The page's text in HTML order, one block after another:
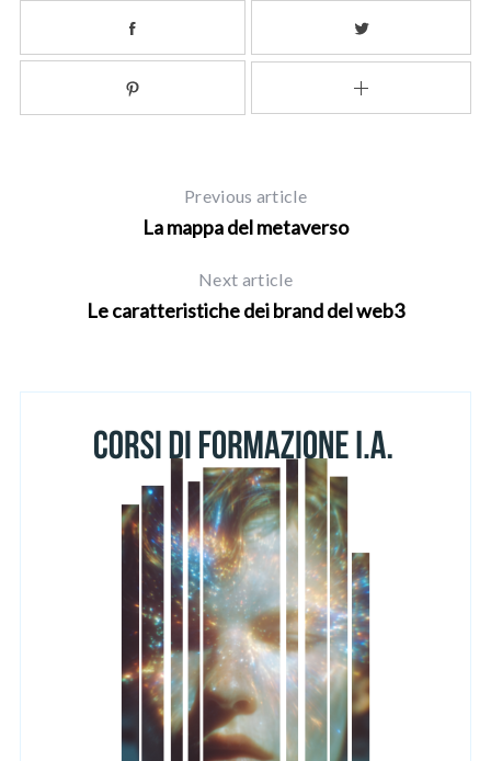
Previous article
La mappa del metaverso
Next article
Le caratteristiche dei brand del web3